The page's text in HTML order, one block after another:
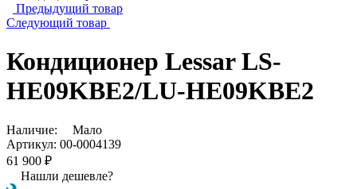
Предыдущий товар
Следующий товар
Кондиционер Lessar LS-
HE09KBE2/LU-HE09KBE2
Наличие:
Мало
Артикул: 00-0004139
61 900 ₽
Нашли дешевле?